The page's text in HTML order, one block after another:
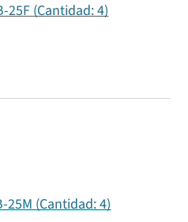
25F (Cantidad: 4)
(Cantidad: 4)